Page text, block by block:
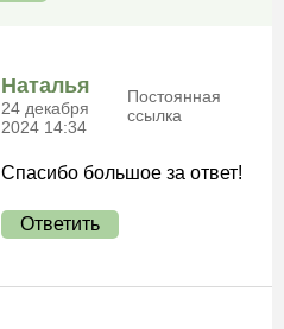
Наталья
24 декабря
2024 14:34
Постоянная
ссылка
Спасибо большое за ответ!
Ответить